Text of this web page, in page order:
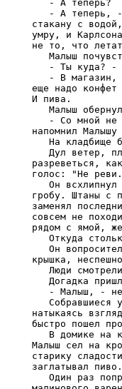
   - А теперь?
- А теперь,
стакану с
умру, и
не то, что
Малыш
- Ты куда? -
- В магазин,
еще надо
И пива.
Малыш
- Со мной не
напомнил
На кладбище
Дул ветер,
разреветься,
голос: "Не
Он всхлипнул
гробу. Штаны с
заменял
совсем не
рядом с ямой,
Откуда
Он
крышка,
Люди
Догадка
- Малыш, -
Собравшиеся
натыкаясь
быстро пошел
В домике на
Малыш сел на
старику
заглатывал пиво.
Один раз